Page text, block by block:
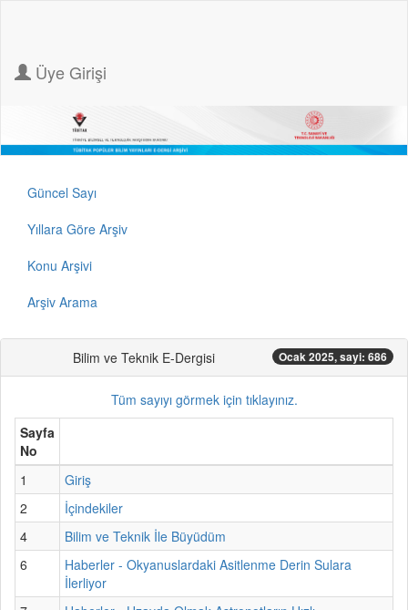
Üye Girişi
Güncel Sayı
Yıllara Göre Arşiv
Konu Arşivi
Arşiv Arama
Bilim ve Teknik E-Dergisi Ocak 2025, sayi: 686
Tüm sayıyı görmek için tıklayınız.
Sayfa
No
1
Giriş
2
İçindekiler
4
Bilim ve Teknik İle Büyüdüm
6
Haberler - Okyanuslardaki Asitlenme Derin Sulara
İlerliyor